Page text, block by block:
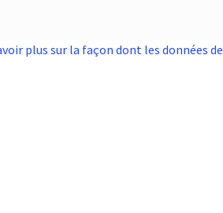
plus sur la façon dont les données de